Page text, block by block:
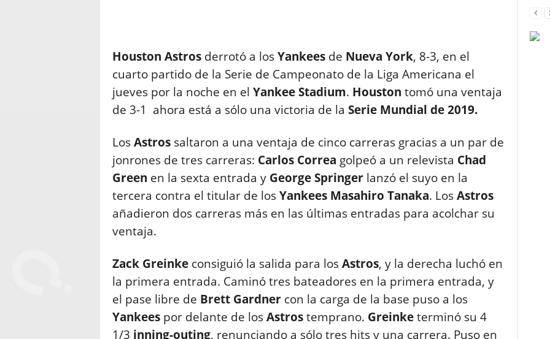
Houston Astrosderrotó a losYankeesde Nueva York, 8-3, en el
cuarto partido de la Serie de Campeonato de la Liga Americana el
jueves por la noche en el Yankee Stadium. Houston tomó una ventaja
de 3-1 ahora está a sólo una victoria de la Serie Mundial de 2019.
LosAstrossaltaron a una ventaja de cinco carreras gracias a un par de
jonrones de tres carreras: Carlos Correa golpeó a un relevista Chad
Green en la sexta entrada yGeorge Springerlanzó el suyo en la
tercera contra el titular de losYankees Masahiro Tanaka. LosAstros
añadieron dos carreras más en las últimas entradas para acolchar su
ventaja.
Zack Greinkeconsiguió la salida para losAstros, y la derecha luchó en
la primera entrada. Caminó tres bateadores en la primera entrada, y
el pase libre de Brett Gardnercon la carga de la base puso a los
Yankeespor delante de losAstrostemprano. Greinketerminó su 4
1/3 inning-outing, renunciando a sólo tres hits y una carrera. Puso en